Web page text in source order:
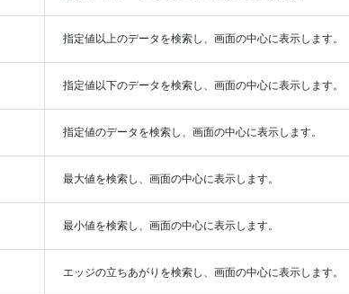
指定値以上のデータを検索し、画面の中心に表示します。
指定値以下のデータを検索し、画面の中心に表示します。
指定値のデータを検索し、画面の中心に表示します。
最大値を検索し、画面の中心に表示します。
最小値を検索し、画面の中心に表示します。
エッジの立ちあがりを検索し、画面の中心に表示します。